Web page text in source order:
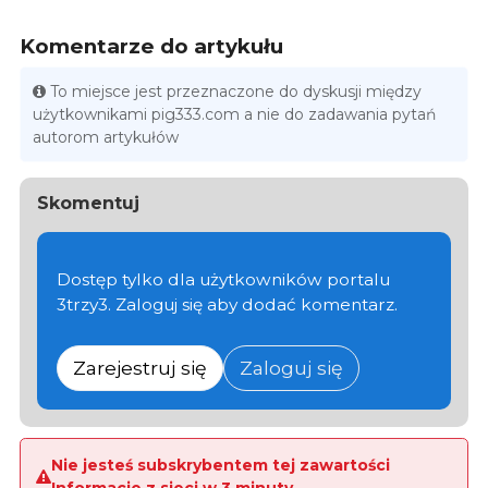
Komentarze do artykułu
To miejsce jest przeznaczone do dyskusji między
użytkownikami pig333.com a nie do zadawania pytań
autorom artykułów
Skomentuj
Dostęp tylko dla użytkowników portalu
3trzy3. Zaloguj się aby dodać komentarz.
Zarejestruj się Zaloguj się
Nie jesteś subskrybentem tej zawartości